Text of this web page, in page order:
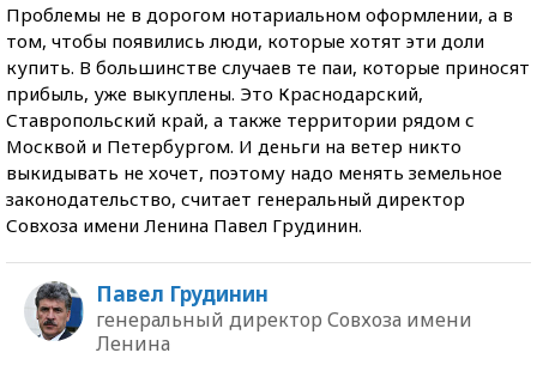
Проблемы не в дорогом нотариальном оформлении, а в
том, чтобы появились люди, которые хотят эти доли
купить. В большинстве случаев те паи, которые приносят
прибыль, уже выкуплены. Это Краснодарский,
Ставропольский край, а также территории рядом с
Москвой и Петербургом. И деньги на ветер никто
выкидывать не хочет, поэтому надо менять земельное
законодательство, считает генеральный директор
Совхоза имени Ленина Павел Грудинин.
Павел Грудинин
генеральный директор Совхоза имени
Ленина